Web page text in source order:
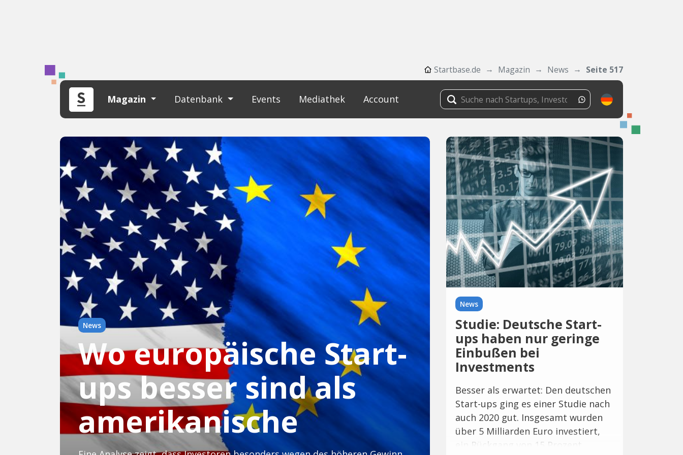
Startbase.de Magazin News Seite 517
Magazin Datenbank Events Mediathek Account
News
Wo europäische Start-
ups besser sind als
amerikanische
News
Studie: Deutsche Start-
ups haben nur geringe
Einbußen bei
Investments
Besser als erwartet: Den deutschen
Start-ups ging es einer Studie nach
auch 2020 gut. Insgesamt wurden
über 5 Milliarden Euro investiert,
ein Rückgang von 15 Prozent.